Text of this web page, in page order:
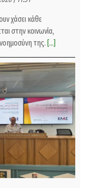
χάσει κάθε
στην κοινωνία,
της. [...]